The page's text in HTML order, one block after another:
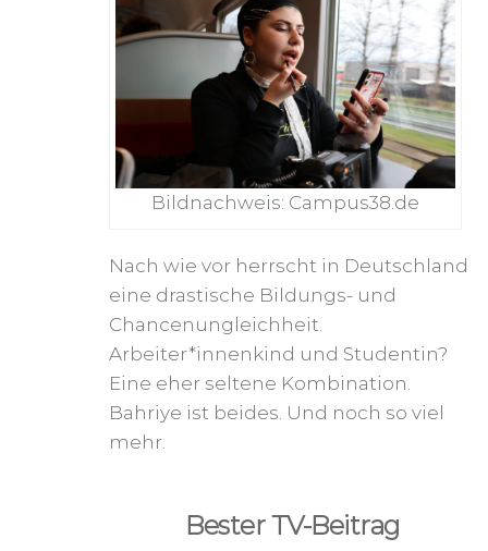
Bildnachweis: Campus38.de
Nach wie vor herrscht in Deutschland
eine drastische Bildungs- und
Chancenungleichheit.
Arbeiter*innenkind und Studentin?
Eine eher seltene Kombination.
Bahriye ist beides. Und noch so viel
mehr.
Bester TV-Beitrag